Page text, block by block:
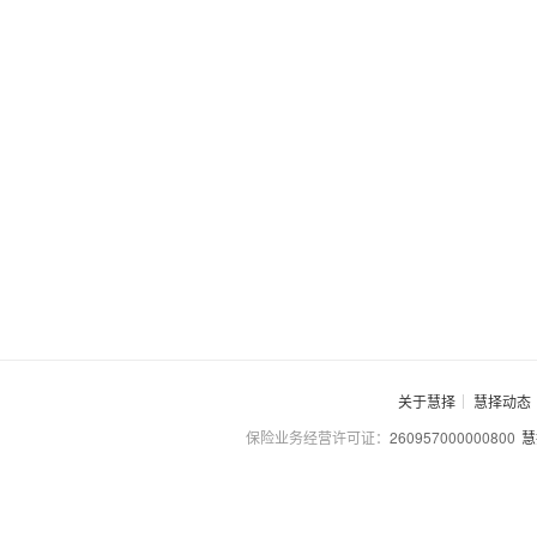
关于慧择
慧择动态
保险业务经营许可证： 260957000000800